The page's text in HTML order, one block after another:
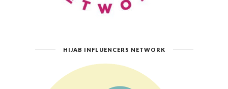
HIJAB INFLUENCERS NETWORK